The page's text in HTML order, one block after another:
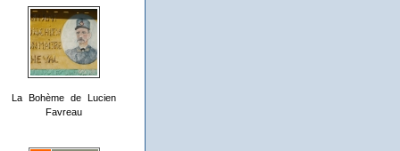
La Bohème de Lucien
Favreau